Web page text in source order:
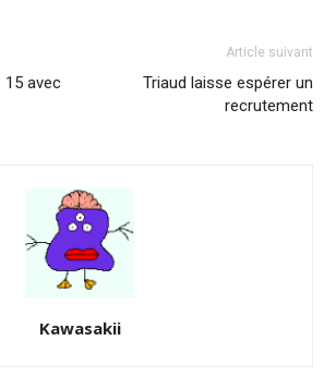
15 avec
Article suivant
Triaud laisse espérer un
recrutement
Kawasakii